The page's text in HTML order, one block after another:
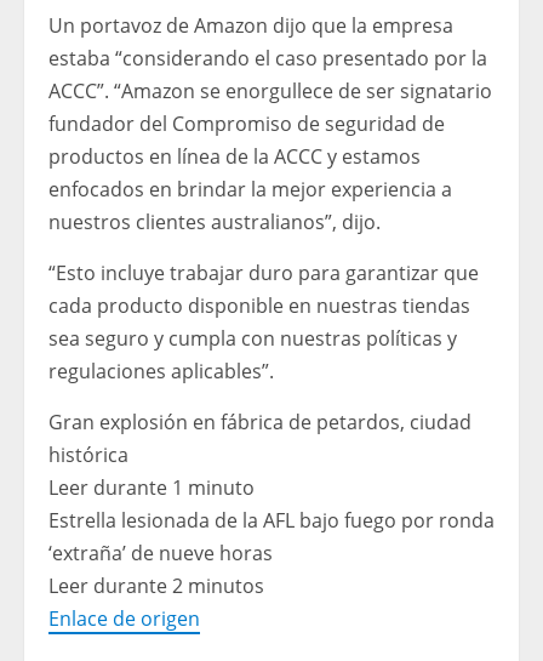
Un portavoz de Amazon dijo que la empresa
estaba “considerando el caso presentado por la
ACCC”. “Amazon se enorgullece de ser signatario
fundador del Compromiso de seguridad de
productos en línea de la ACCC y estamos
enfocados en brindar la mejor experiencia a
nuestros clientes australianos”, dijo.
“Esto incluye trabajar duro para garantizar que
cada producto disponible en nuestras tiendas
sea seguro y cumpla con nuestras políticas y
regulaciones aplicables”.
Gran explosión en fábrica de petardos, ciudad
histórica
Leer durante 1 minuto
Estrella lesionada de la AFL bajo fuego por ronda
‘extraña’ de nueve horas
Leer durante 2 minutos
Enlace de origen